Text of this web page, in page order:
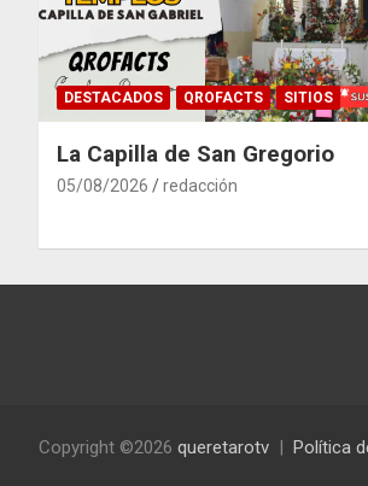
DESTACADOS QROFACTS SITIOS
La Capilla de San Gregorio
05/08/2026 redacción
Copyright ©2026 queretarotv Política